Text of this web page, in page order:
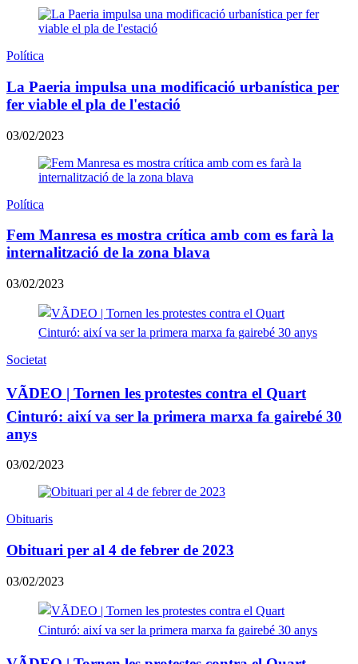
Política
La Paeria impulsa una modificació urbanística per
fer viable el pla de l'estació
03/02/2023
Política
Fem Manresa es mostra crítica amb com es farà la
internalització de la zona blava
03/02/2023
Societat
VÃDEO | Tornen les protestes contra el Quart
Cinturó: així va ser la primera marxa fa gairebé 30
anys
03/02/2023
Obituaris
Obituari per al 4 de febrer de 2023
03/02/2023